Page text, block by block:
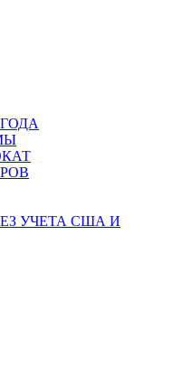
УЧЕТА США И